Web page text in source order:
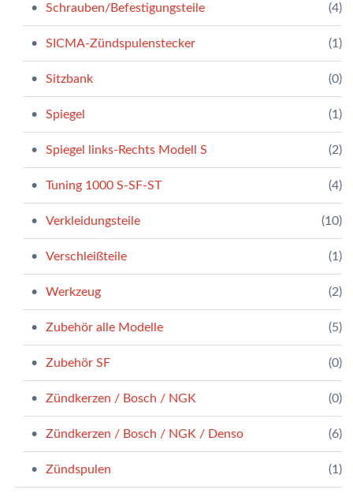
Schrauben/Befestigungsteile (4)
SICMA-Zündspulenstecker (1)
Sitzbank (0)
Spiegel (1)
Spiegel links-Rechts Modell S (2)
Tuning 1000 S-SF-ST (4)
Verkleidungsteile (10)
Verschleißteile (1)
Werkzeug (2)
Zubehör alle Modelle (5)
Zubehör SF (0)
Zündkerzen / Bosch / NGK (0)
Zündkerzen / Bosch / NGK / Denso (6)
Zündspulen (1)